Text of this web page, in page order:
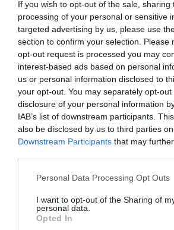
If you wish to opt-out of the sale, sharing
processing of your personal or sensitive
targeted advertising by us, please use
section to confirm your selection. Please
opt-out request is processed you may
interest-based ads based on personal
us or personal information disclosed to
your opt-out. You may separately opt-
disclosure of your personal information
IAB’s list of downstream participants.
also be disclosed by us to third parties
Downstream Participants that may
Personal Data Processing Opt Outs
I want to opt-out of the Sharing of
personal data.
Opted In
μπερδεύονται, δημιουργήσαμε αυτό
γεωγραφίας, με πρωτεύουσες που οι
μπερδεύουν.
Ποια είναι η
Νιγηρίας;
Λάγος